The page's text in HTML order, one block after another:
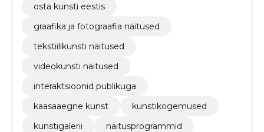
osta kunsti eestis
graafika ja fotograafia näitused
tekstiilikunsti näitused
videokunsti näitused
interaktsioonid publikuga
kaasaaegne kunst
kunstikogemused
kunstigalerii
näitusprogrammid